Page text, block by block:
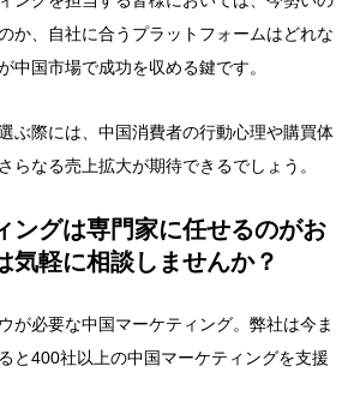
か、自社に合うプラットフォームはどれな
中国市場で成功を収める鍵です。
ぶ際には、中国消費者の行動心理や購買体
らなる売上拡大が期待できるでしょう。
ングは専門家に任せるのがお
気軽に相談しませんか？
が必要な中国マーケティング。弊社は今ま
と400社以上の中国マーケティングを支援